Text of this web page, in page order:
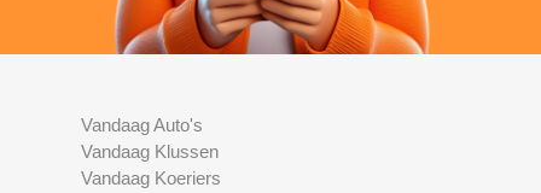
Vandaag Auto's
Vandaag Klussen
Vandaag Koeriers